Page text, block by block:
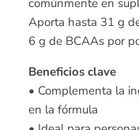
comúnmente en
Aporta hasta 31 g
6 g de BCAAs por
Beneficios clave
• Complementa la
en la fórmula